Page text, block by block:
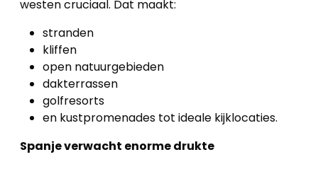
westen cruciaal. Dat maakt:
stranden
kliffen
open natuurgebieden
dakterrassen
golfresorts
en kustpromenades tot ideale kijklocaties.
Spanje verwacht enorme drukte